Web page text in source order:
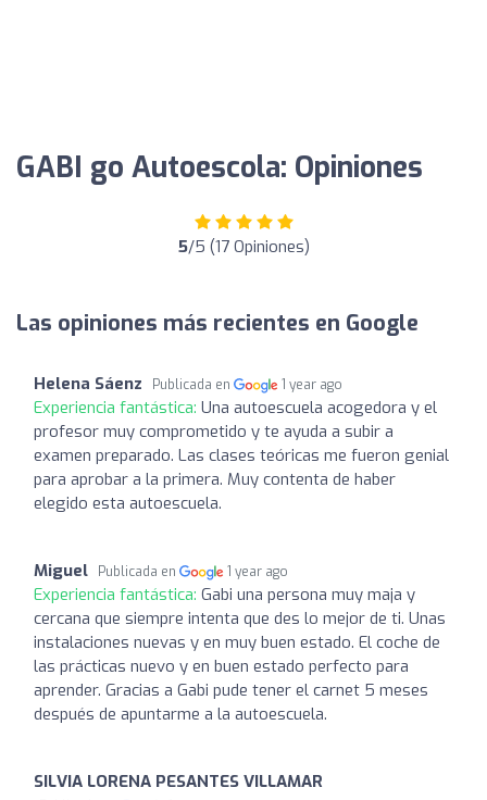
GABI go Autoescola: Opiniones
5/5 (17 Opiniones)
Las opiniones más recientes en Google
Helena Sáenz Publicada en 1 year ago
Experiencia fantástica: Una autoescuela acogedora y el
profesor muy comprometido y te ayuda a subir a
examen preparado. Las clases teóricas me fueron genial
para aprobar a la primera. Muy contenta de haber
elegido esta autoescuela.
Miguel Publicada en 1 year ago
Experiencia fantástica: Gabi una persona muy maja y
cercana que siempre intenta que des lo mejor de ti. Unas
instalaciones nuevas y en muy buen estado. El coche de
las prácticas nuevo y en buen estado perfecto para
aprender. Gracias a Gabi pude tener el carnet 5 meses
después de apuntarme a la autoescuela.
SILVIA LORENA PESANTES VILLAMAR